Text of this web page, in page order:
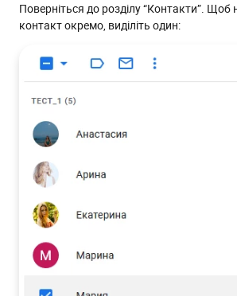
Поверніться до розділу “Контакти”. Щоб
контакт окремо, виділіть один: